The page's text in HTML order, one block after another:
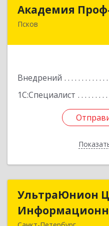
Академия
Псков
Внедрений
1С:Специалист
180004, Псковская
УльтраЮнион